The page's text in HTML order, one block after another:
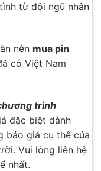
từ đội ngũ nhân
nên mua pin
có Việt Nam
trình
đặc biệt dành
báo giá cụ thể của
Vui lòng liên hệ
nhất.